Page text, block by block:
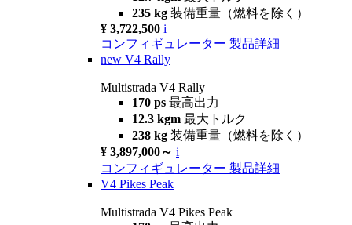
235 kg 装備重量（燃料を除く）
¥ 3,722,500 i
コンフィギュレーター 製品詳細
new V4 Rally
Multistrada V4 Rally
170 ps 最高出力
12.3 kgm 最大トルク
238 kg 装備重量（燃料を除く）
¥ 3,897,000～ i
コンフィギュレーター 製品詳細
V4 Pikes Peak
Multistrada V4 Pikes Peak